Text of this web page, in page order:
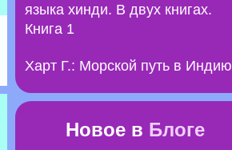
языка хинди. В двух книгах.
Книга 1
Харт Г.: Морской путь в Индию
Новое в Блоге